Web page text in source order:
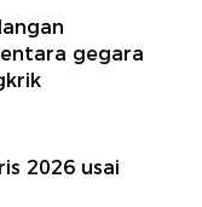
gegara
2026 usai